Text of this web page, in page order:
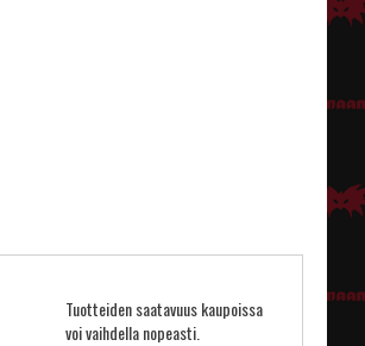
Tuotteiden saatavuus kaupoissa
voi vaihdella nopeasti.